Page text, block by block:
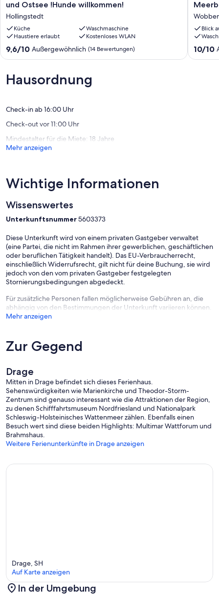
vielen zufriedenen Stammgäste und sichern Sie sich Ihre Auszeit.
👉 Jetzt Verfügbarkeit prüfen und direkt Bestpreis sichern.
☎️ Noch Fragen? Die immer gut gelaunte Simone freut sich auf Ihre
Nachricht oder Ihren Anruf und hilft Ihnen gerne persönlich weiter!
Ferienwohnung
Nord-
und
Ostsee
!Hunde
willkommen!
und Ostsee !Hunde willkommen!
Hollingstedt
Küche
Waschmaschine
Haustiere erlaubt
Kostenloses WLAN
9.6
von
Außergewöhnlich,
(14
9,6/10 Außergewöhnlich (14 Bewertungen)
mit
und
Hund
Blick
10.0
von
10/10
Hausordnung
Check-in ab 16:00 Uhr
Check-out vor 11:00 Uhr
Mindestalter für die Miete: 18 Jahre
Mehr anzeigen
Wichtige Informationen
Wissenswertes
Unterkunftsnummer5603373
Diese Unterkunft wird von einem privaten Gastgeber verwaltet
(eine Partei, die nicht im Rahmen ihrer gewerblichen, geschäftlichen
oder beruflichen Tätigkeit handelt). Das EU-Verbraucherrecht,
einschließlich Widerrufsrecht, gilt nicht für deine Buchung, sie wird
jedoch von den vom privaten Gastgeber festgelegten
Stornierungsbedingungen abgedeckt.
Für zusätzliche Personen fallen möglicherweise Gebühren an, die
abhängig von den Bestimmungen der Unterkunft variieren können.
Mehr anzeigen
Zur Gegend
Drage
Mitten in Drage befindet sich dieses Ferienhaus.
Sehenswürdigkeiten wie Marienkirche und Theodor-Storm-
Zentrum sind genauso interessant wie die Attraktionen der Region,
zu denen Schifffahrtsmuseum Nordfriesland und Nationalpark
Schleswig-Holsteinisches Wattenmeer zählen. Ebenfalls einen
Besuch wert sind diese beiden Highlights: Multimar Wattforum und
Brahmshaus.
Weitere Ferienunterkünfte in Drage anzeigen
Drage, SH
Auf Karte anzeigen
In der Umgebung